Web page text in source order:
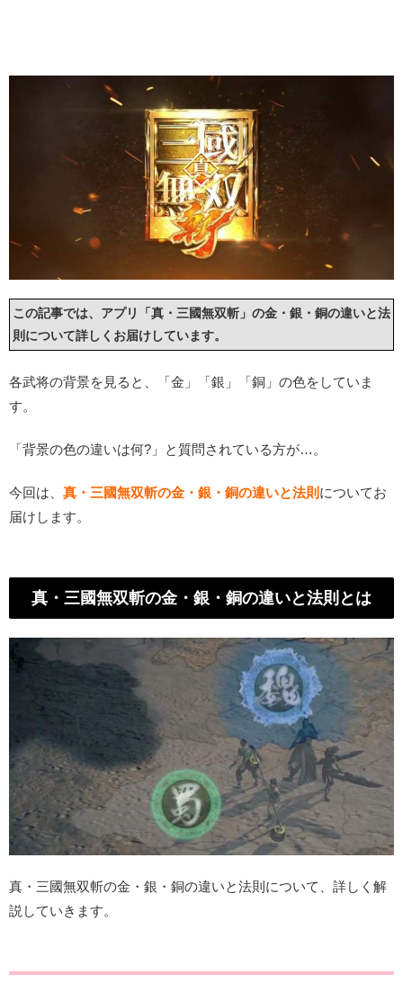
この記事では、アプリ「真・三國無双斬」の金・銀・銅の違いと法
則について詳しくお届けしています。
各武将の背景を見ると、「金」「銀」「銅」の色をしていま
す。
「背景の色の違いは何?」と質問されている方が…。
今回は、 真・三國無双斬の金・銀・銅の違いと法則 についてお
届けします。
真・三國無双斬の金・銀・銅の違いと法則とは
真・三國無双斬の金・銀・銅の違いと法則について、詳しく解
説していきます。